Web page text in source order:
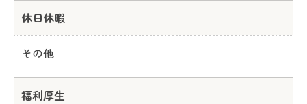
休日休暇
その他
福利厚生